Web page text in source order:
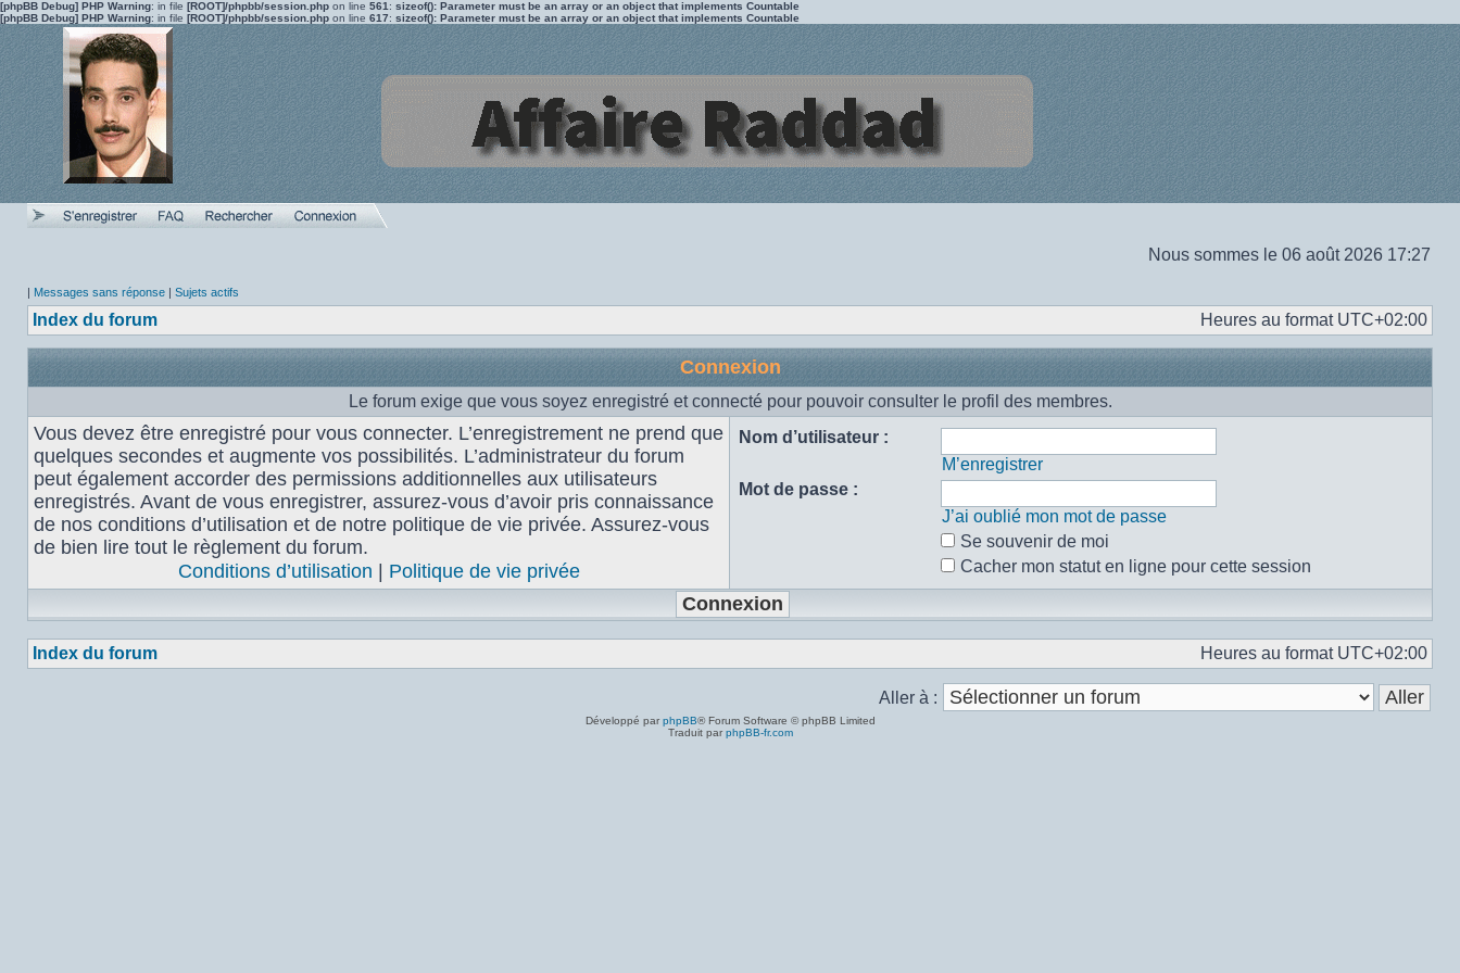
[phpBB Debug] PHP Warning: in file [ROOT]/phpbb/session.php on line 561 : sizeof(): Parameter must be an array or an object that implements Countable
[phpBB Debug] PHP Warning: in file [ROOT]/phpbb/session.php on line 617: sizeof(): Parameter must be an array or an object that implements Countable
Nous sommes le 06 août 2026 17:27
| Messages sans réponse | Sujets actifs
Index du forum Heures au format UTC+02:00
Connexion
Le forum exige que vous soyez enregistré et connecté pour pouvoir consulter le profil des membres.
Vous devez être enregistré pour vous connecter. L’enregistrement ne prend que
quelques secondes et augmente vos possibilités. L’administrateur du forum
peut également accorder des permissions additionnelles aux utilisateurs
enregistrés. Avant de vous enregistrer, assurez-vous d’avoir pris connaissance
de nos conditions d’utilisation et de notre politique de vie privée. Assurez-vous
de bien lire tout le règlement du forum.
Conditions d’utilisation
Politique de vie privée
Nom d’utilisateur :
M’enregistrer
Mot de passe :
J’ai oublié mon mot de passe
Se souvenir de moi
Cacher mon statut en ligne pour cette session
Index du forum Heures au format UTC+02:00
Aller à :
Développé par phpBB® Forum Software © phpBB Limited
Traduit par phpBB-fr.com